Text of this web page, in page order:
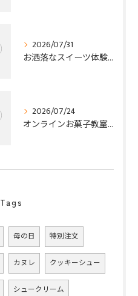
2026/07/31
お洒落なスイーツ体験オンラインで兵庫県平野の話題菓子とオンラインお菓子教室を満喫する方法
2026/07/24
オンラインお菓子教室で贈る心に残るプレゼント体験と選び方のポイント
Tags
母の日 特別注文
カヌレ クッキーシュー
シュークリーム